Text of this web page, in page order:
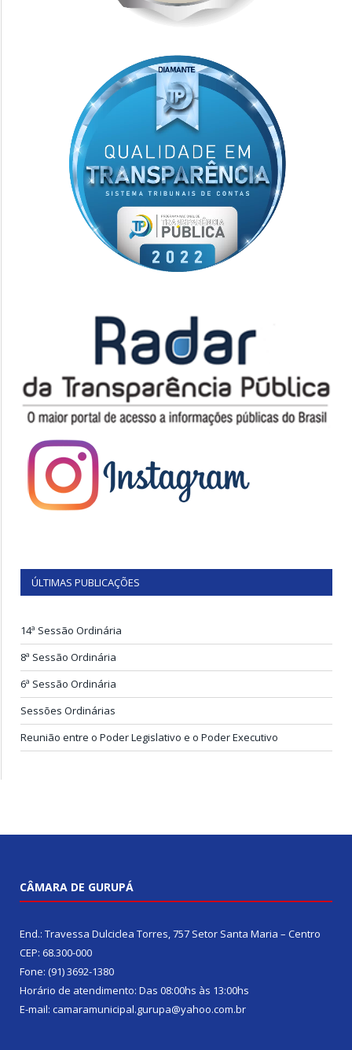
ÚLTIMAS PUBLICAÇÕES
14ª Sessão Ordinária
8ª Sessão Ordinária
6ª Sessão Ordinária
Sessões Ordinárias
Reunião entre o Poder Legislativo e o Poder Executivo
CÂMARA DE GURUPÁ
End.: Travessa Dulciclea Torres, 757 Setor Santa Maria – Centro
CEP: 68.300-000
Fone: (91) 3692-1380
Horário de atendimento: Das 08:00hs às 13:00hs
E-mail: camaramunicipal.gurupa@yahoo.com.br